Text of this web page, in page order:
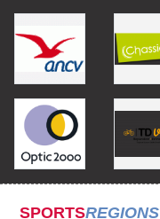
SPORTSREGIONS